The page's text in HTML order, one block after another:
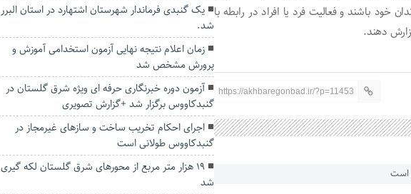
خود باشند و فعالیت فرد یا افراد در رابطه با
https://akhbaregonbad.ir/?p=11453
یک گنبدی فرماندار شهرستان اشتهارد در استان البرر
شد.
زمان اعلام نتیجه نهایی آزمون استخدامی آموزش و
پرورش مشخص شد
آزمون دوره خبرنگاری حرفه ای ویژه شرق گلستان در
گنبدکاووس برگزار شد +گزارش تصویری
اجرای احکام تخریب ساخت و سازهای غیرمجاز در
گنبدکاووس طولانی است
۱۹ هزار متر مربع از محور‌های شرق گلستان لکه گیری
شد